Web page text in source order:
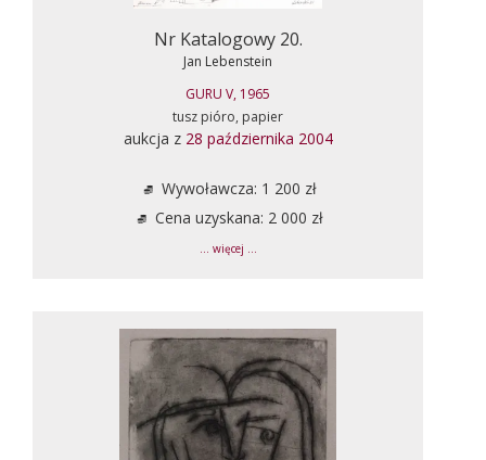
Nr Katalogowy 20.
Jan Lebenstein
GURU V, 1965
tusz pióro, papier
aukcja z 28 października 2004
Wywoławcza: 1 200 zł
Cena uzyskana: 2 000 zł
... więcej ...